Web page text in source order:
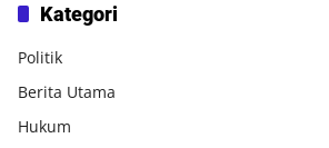
Kategori
Politik
Berita Utama
Hukum